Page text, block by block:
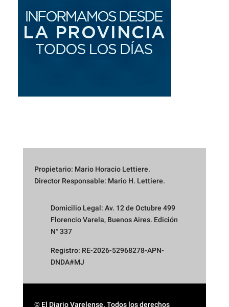
Propietario: Mario Horacio Lettiere.
Director Responsable: Mario H. Lettiere.
Domicilio Legal: Av. 12 de Octubre 499
Florencio Varela, Buenos Aires. Edición
N° 337
Registro: RE-2026-52968278-APN-
DNDA#MJ
© El Diario Varelense. Todos los derechos